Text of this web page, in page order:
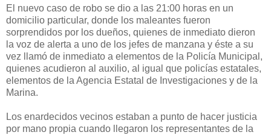
El nuevo caso de robo se dio a las 21:00 horas en un
domicilio particular, donde los maleantes fueron
sorprendidos por los dueños, quienes de inmediato dieron
la voz de alerta a uno de los jefes de manzana y éste a su
vez llamó de inmediato a elementos de la Policía Municipal,
quienes acudieron al auxilio, al igual que policías estatales,
elementos de la Agencia Estatal de Investigaciones y de la
Marina.
Los enardecidos vecinos estaban a punto de hacer justicia
por mano propia cuando llegaron los representantes de la